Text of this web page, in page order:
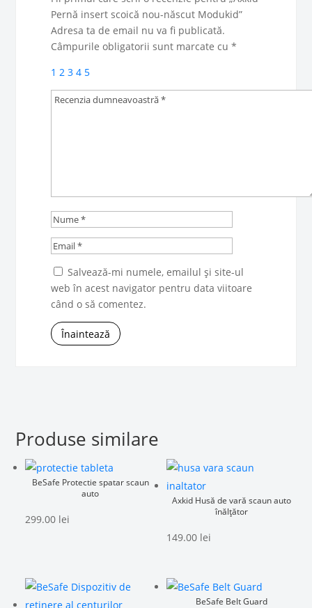
Pernă insert scoică nou-născut Modukid”
Adresa ta de email nu va fi publicată.
Câmpurile obligatorii sunt marcate cu*
1 2 3 4 5
Salvează-mi numele, emailul și site-ul
web în acest navigator pentru data viitoare
când o să comentez.
Înaintează
Produse similare
BeSafe Protectie spatar scaun
auto
299.00 lei
Axkid Husă de vară scaun auto
înălțător
149.00 lei
BeSafe Belt Guard